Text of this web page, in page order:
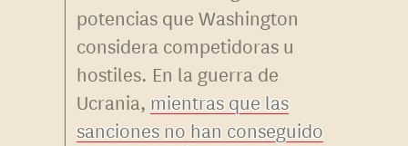
potencias que Washington
considera competidoras u
hostiles. En la guerra de
Ucrania, mientras que las
sanciones no han conseguido